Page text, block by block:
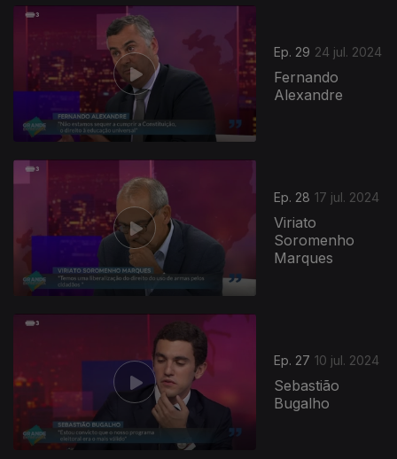
Ep. 29 24 jul. 2024
Fernando
Alexandre
Ep. 28 17 jul. 2024
Viriato
Soromenho
Marques
784120
Ep. 27 10 jul. 2024
Sebastião
Bugalho